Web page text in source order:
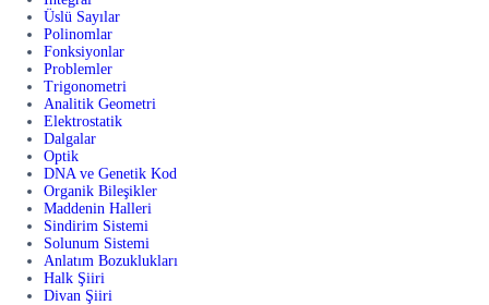
Üslü Sayılar
Polinomlar
Fonksiyonlar
Problemler
Trigonometri
Analitik Geometri
Elektrostatik
Dalgalar
Optik
DNA ve Genetik Kod
Organik Bileşikler
Maddenin Halleri
Sindirim Sistemi
Solunum Sistemi
Anlatım Bozuklukları
Halk Şiiri
Divan Şiiri